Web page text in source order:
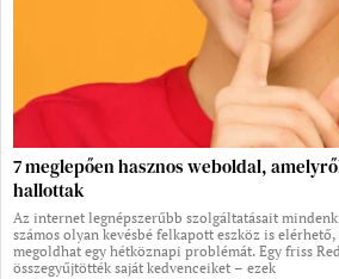
7 meglepően hasznos weboldal,
hallottak
Az internet legnépszerűbb szolgáltatásait
számos olyan kevésbé felkapott eszköz is
megoldhat egy hétköznapi problémát. Egy friss
összegyűjtötték saját kedvenceiket – ezek